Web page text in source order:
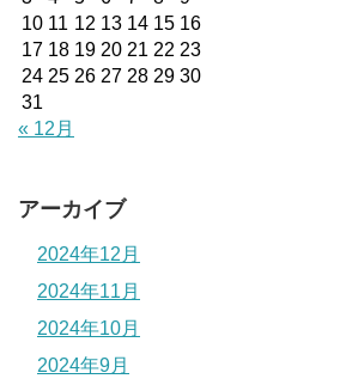
10 11 12 13 14 15 16
17 18 19 20 21 22 23
24 25 26 27 28 29 30
31
« 12月
アーカイブ
2024年12月
2024年11月
2024年10月
2024年9月